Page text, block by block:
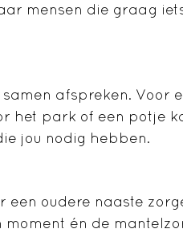
mensen die graag
afspreken. Voor
het park of een potje
jou nodig hebben.
oudere naaste
én de